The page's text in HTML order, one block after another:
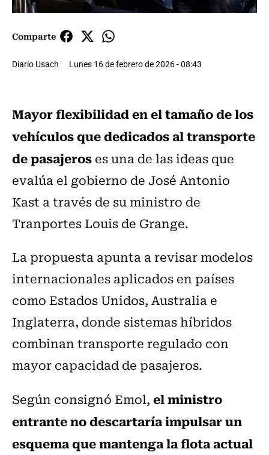
Comparte
Diario Usach Lunes 16 de febrero de 2026 - 08:43
Mayor flexibilidad en el tamaño de los
vehículos que dedicados al transporte
de pasajeroses una de las ideas que
evalúa el gobierno de José Antonio
Kast a través de su ministro de
Tranportes Louis de Grange.
La propuesta apunta a revisar modelos
internacionales aplicados en países
como Estados Unidos, Australia e
Inglaterra, donde sistemas híbridos
combinan transporte regulado con
mayor capacidad de pasajeros.
Según consignó Emol,el ministro
entrante no descartaría impulsar un
esquema que mantenga la flota actual